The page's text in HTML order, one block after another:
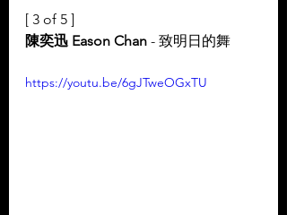
[ 3 of 5 ]
陳奕迅 Eason Chan - 致明日的舞
https://youtu.be/6gJTweOGxTU